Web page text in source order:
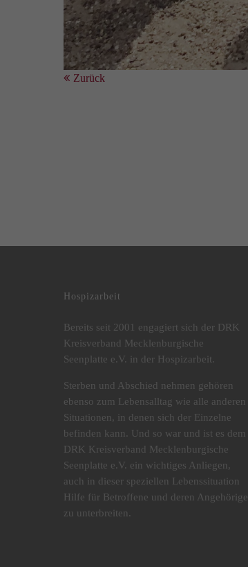
Zurück
Hospizarbeit
Bereits seit 2001 engagiert sich der DRK
Kreisverband Mecklenburgische
Seenplatte e.V. in der Hospizarbeit.
Sterben und Abschied nehmen gehören
ebenso zum Lebensalltag wie alle anderen
Situationen, in denen sich der Einzelne
befinden kann. Und so war und ist es dem
DRK Kreisverband Mecklenburgische
Seenplatte e.V. ein wichtiges Anliegen,
auch in dieser speziellen Lebenssituation
Hilfe für Betroffene und deren Angehörige
zu unterbreiten.